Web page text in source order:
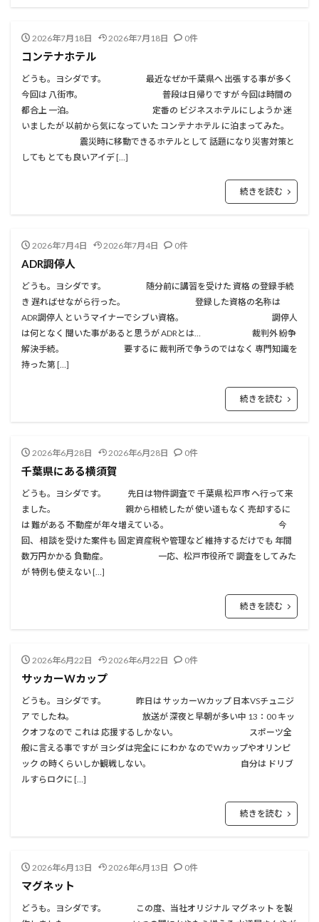
2026年7月18日 2026年7月18日 0件
コンテナホテル
どうも。ヨシダです。 最近なぜか千葉県へ 出張する事が多く
今回は 八街市。 普段は日帰りですが 今回は時間の
都合上 一泊。 定番の ビジネスホテルにしようか 迷
いましたが 以前から気になっていた コンテナホテル に泊まってみた。
震災時に移動できるホテルとして 話題になり災害対策と
しても とても良いアイデ […]
続きを読む
2026年7月4日 2026年7月4日 0件
ADR調停人
どうも。ヨシダです。 随分前に講習を受けた 資格 の登録手続
き 遅ればせながら行った。 登録した資格の名称は
ADR調停人 というマイナーでシブい資格。 調停人
は何となく 聞いた事があると思うが ADRとは… 裁判外 紛争
解決手続。 要するに 裁判所で争うのではなく 専門知識を
持った第 […]
続きを読む
2026年6月28日 2026年6月28日 0件
千葉県にある横須賀
どうも。ヨシダです。 先日は物件調査で 千葉県 松戸市 へ行って来
ました。 親から相続したが 使い道もなく 売却するに
は 難がある 不動産が年々増えている。 今
回、 相談を受けた案件も 固定資産税や管理など 維持するだけでも 年間
数万円かかる 負動産。 一応、松戸市役所で 調査をしてみた
が 特例も使えない […]
続きを読む
2026年6月22日 2026年6月22日 0件
サッカーWカップ
どうも。ヨシダです。 昨日は サッカーWカップ 日本VSチュニジ
ア でしたね。 放送が 深夜と早朝が多い中 13：00 キッ
クオフなので これは 応援するしかない。 スポーツ全
般に言える事ですが ヨシダは完全に にわか なのでWカップやオリンピ
ック の時くらいしか観戦しない。 自分は ドリブ
ルすらロクに […]
続きを読む
2026年6月13日 2026年6月13日 0件
マグネット
どうも。ヨシダです。 この度、当社オリジナル マグネット を製